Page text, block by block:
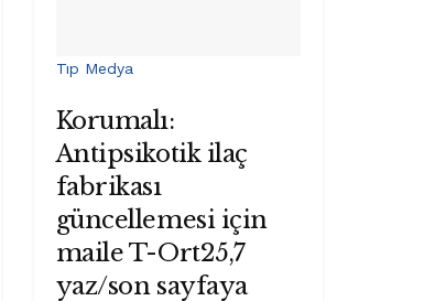
Tıp Medya
Korumalı:
Antipsikotik ilaç
fabrikası
güncellemesi için
maile T-Ort25,7
yaz/son sayfaya